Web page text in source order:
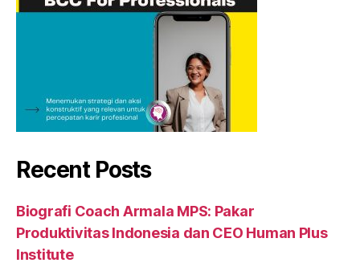
Recent Posts
Biografi Coach Armala MPS: Pakar
Produktivitas Indonesia dan CEO Human Plus
Institute